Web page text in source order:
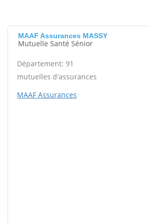
MAAF Assurances MASSY
Mutuelle Santé Sénior
Département: 91
mutuelles d'assurances
MAAF Assurances